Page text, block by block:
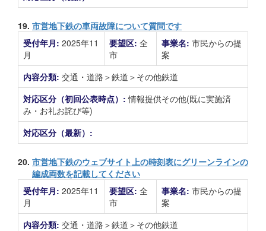
19. 市営地下鉄の車両故障について質問です
受付年月: 2025年11
月
要望区: 全
市
事業名: 市民からの提
案
内容分類: 交通・道路＞鉄道＞その他鉄道
対応区分（初回公表時点）:情報提供その他(既に実施済
み・お礼お詫び等)
対応区分（最新）:
20. 市営地下鉄のウェブサイト上の時刻表にグリーンラインの
編成両数を記載してください
受付年月: 2025年11
月
要望区: 全
市
事業名: 市民からの提
案
内容分類: 交通・道路＞鉄道＞その他鉄道